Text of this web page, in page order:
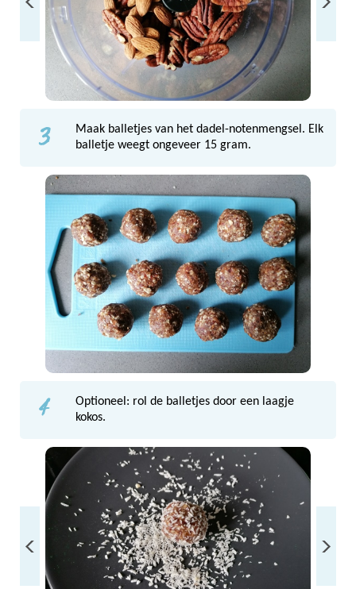
3
Maak balletjes van het dadel-notenmengsel. Elk
balletje weegt ongeveer 15 gram.
4
Optioneel: rol de balletjes door een laagje
kokos.